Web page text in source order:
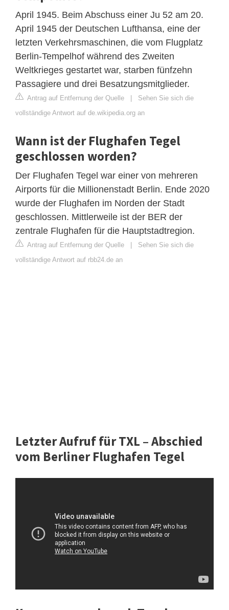
April 1945. Beim Abschuss einer Ju 52 am 20.
April 1945 der Deutschen Lufthansa, eine der
letzten Verkehrsmaschinen, die vom Flugplatz
Berlin-Tempelhof während des Zweiten
Weltkrieges gestartet war, starben fünfzehn
Passagiere und drei Besatzungsmitglieder.
Antrag auf Entfernung der Quelle
Sehen Sie sich die
vollständige Antwort auf de.wikipedia.org an
Wann ist der Flughafen Tegel
geschlossen worden?
Der Flughafen Tegel war einer von mehreren
Airports für die Millionenstadt Berlin. Ende 2020
wurde der Flughafen im Norden der Stadt
geschlossen. Mittlerweile ist der BER der
zentrale Flughafen für die Hauptstadtregion.
Antrag auf Entfernung der Quelle
Sehen Sie sich die
vollständige Antwort auf rbb24.de an
Letzter Aufruf für TXL – Abschied
vom Berliner Flughafen Tegel